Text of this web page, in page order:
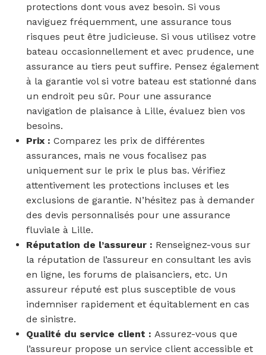
protections dont vous avez besoin. Si vous
naviguez fréquemment, une assurance tous
risques peut être judicieuse. Si vous utilisez votre
bateau occasionnellement et avec prudence, une
assurance au tiers peut suffire. Pensez également
à la garantie vol si votre bateau est stationné dans
un endroit peu sûr. Pour une assurance
navigation de plaisance à Lille, évaluez bien vos
besoins.
Prix : Comparez les prix de différentes
assurances, mais ne vous focalisez pas
uniquement sur le prix le plus bas. Vérifiez
attentivement les protections incluses et les
exclusions de garantie. N’hésitez pas à demander
des devis personnalisés pour une assurance
fluviale à Lille.
Réputation de l’assureur : Renseignez-vous sur
la réputation de l’assureur en consultant les avis
en ligne, les forums de plaisanciers, etc. Un
assureur réputé est plus susceptible de vous
indemniser rapidement et équitablement en cas
de sinistre.
Qualité du service client : Assurez-vous que
l’assureur propose un service client accessible et